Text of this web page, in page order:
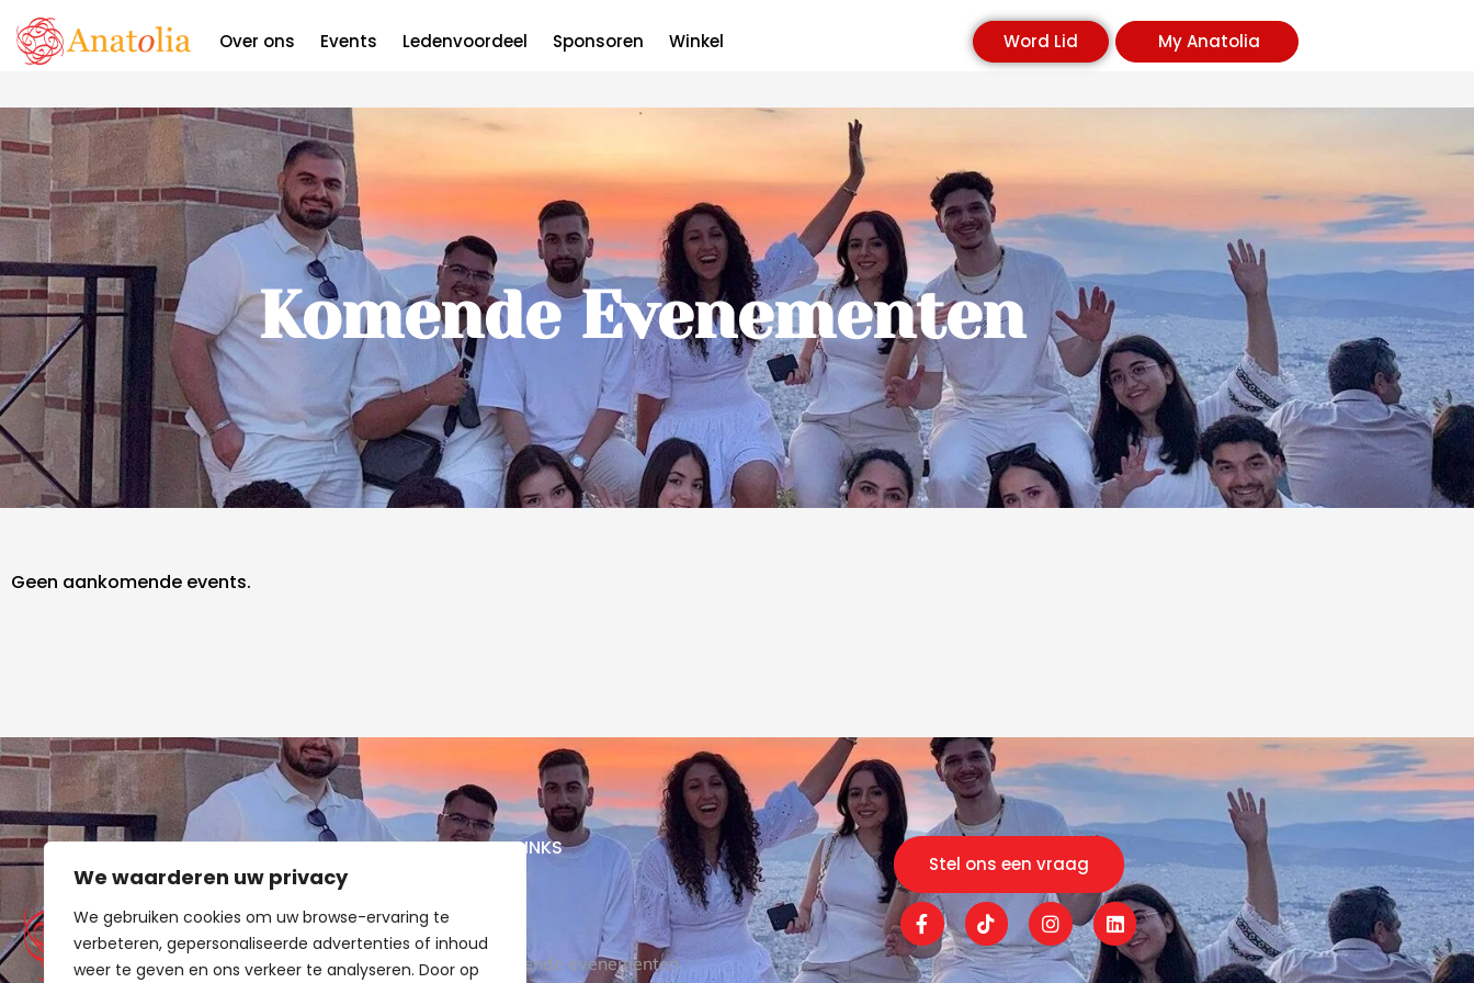
We waarderen uw privacy
We gebruiken cookies om uw browse-ervaring te
verbeteren, gepersonaliseerde advertenties of inhoud
weer te geven en ons verkeer te analyseren. Door op
Over ons Events Ledenvoordeel Sponsoren Winkel Word Lid My Anatolia
Komende Evenementen
Komende Evenementen
Geen aankomende events.
QUICK LINKS
Aankomende evenementen
Stel ons een vraag